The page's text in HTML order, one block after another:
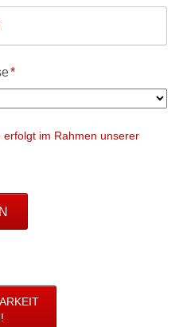
*
im Rahmen unserer